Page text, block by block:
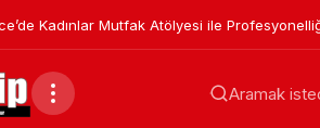
Kadınlar Mutfak Atölyesi ile